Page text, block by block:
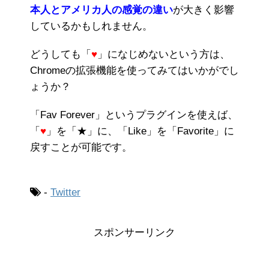
本人とアメリカ人の感覚の違いが大きく影響
しているかもしれません。
どうしても「 ♥ 」になじめないという方は、
Chromeの拡張機能を使ってみてはいかがでし
ょうか？
「Fav Forever」というプラグインを使えば、
「 ♥ 」を「★」に、「Like」を「Favorite」に
戻すことが可能です。
- Twitter
スポンサーリンク